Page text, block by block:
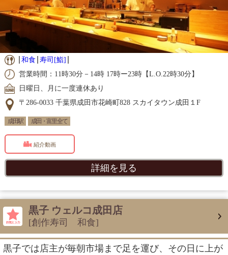
和食 寿司[鮨]
営業時間：11時30分－14時 17時ー23時【L.O.22時30分】
日曜日、月に一度連休あり
〒286-0033 千葉県成田市花崎町828 スカイタウン成田１F
成田駅 成田・富里 全て
紹介動画
詳細を見る
黒子 ウェルコ成田店
[創作寿司 和食]
黒子では店主が毎朝市場まで足を運び、その日に上が